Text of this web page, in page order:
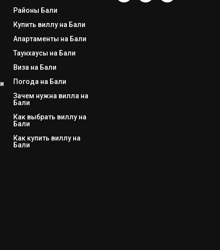
Районы Бали
Купить виллу на Бали
Апартаменты на Бали
Таунхаусы на Бали
Виза на Бали
Погода на Бали
Зачем нужна вилла на
Бали
Как выбрать виллу на
Бали
Как купить виллу на
Бали